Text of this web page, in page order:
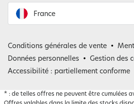
France
Belgique
Conditions générales de vente
Données personnelles
Gestion des
Accessibilité : partiellement conforme
* : de telles offres ne peuvent être cumulées